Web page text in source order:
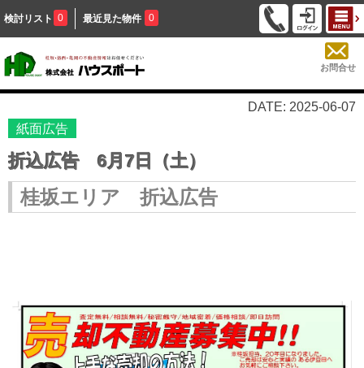
検討リスト 0 最近見た物件 0
お問合せ
DATE: 2025-06-07
紙面広告
折込広告 6月7日（土）
桂坂エリア 折込広告